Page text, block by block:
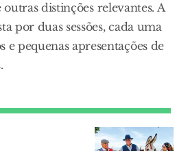
distinções relevantes. A
por duas sessões, cada uma
e pequenas apresentações de